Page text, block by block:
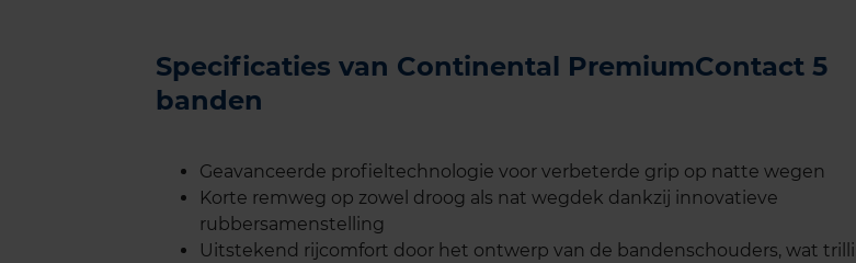
Specificaties van Continental PremiumContact 5
banden
Geavanceerde profieltechnologie voor verbeterde grip op natte wegen
Korte remweg op zowel droog als nat wegdek dankzij innovatieve
rubbersamenstelling
Uitstekend rijcomfort door het ontwerp van de bandenschouders, wat